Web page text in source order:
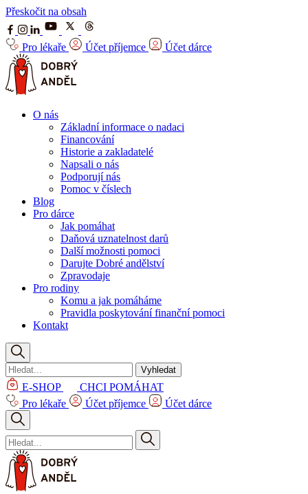
Přeskočit na obsah
Pro lékaře Účet příjemce Účet dárce
O nás
Základní informace o nadaci
Financování
Historie a zakladatelé
Napsali o nás
Podporují nás
Pomoc v číslech
Blog
Pro dárce
Jak pomáhat
Daňová uznatelnost darů
Další možnosti pomoci
Darujte Dobré andělství
Zpravodaje
Pro rodiny
Komu a jak pomáháme
Pravidla poskytování finanční pomoci
Kontakt
Vyhledat
E-SHOP
CHCI POMÁHAT
Pro lékaře
Účet příjemce Účet dárce